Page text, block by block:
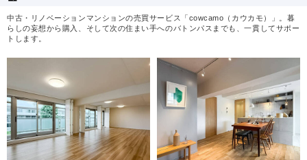
中古・リノベーションマンションの売買サービス「cowcamo（カウカモ）」。暮
らしの妄想から購入、そして次の住まい手へのバトンパスまでも、一貫してサポー
トします。